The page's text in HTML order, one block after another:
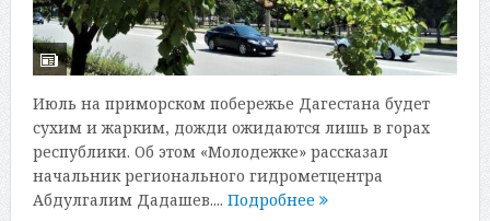
Июль на приморском побережье Дагестана будет
сухим и жарким, дожди ожидаются лишь в горах
республики. Об этом «Молодежке» рассказал
начальник регионального гидрометцентра
Абдулгалим Дадашев.... Подробнее